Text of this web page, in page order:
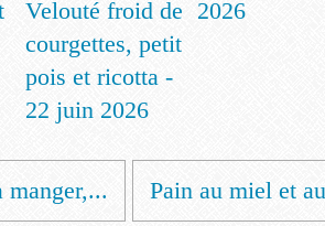
Velouté froid de
courgettes, petit
pois et ricotta -
22 juin 2026
2026
manger,... Pain au miel et